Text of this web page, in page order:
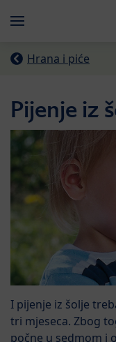
Menü
Hrana i piće
Pijenje iz
I pijenje iz šolje
tri mjeseca. Zbog
počne u sedmom i